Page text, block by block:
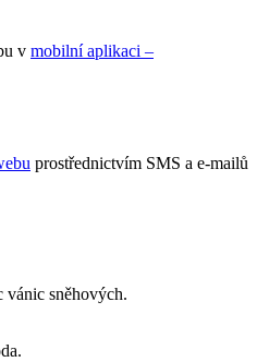
v mobilní aplikaci –
prostřednictvím SMS a e-mailů
vánic sněhových.